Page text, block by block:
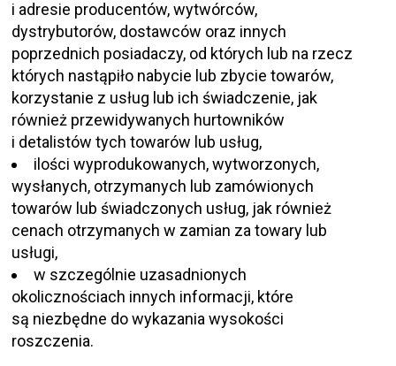
i adresie producentów, wytwórców,
dystrybutorów, dostawców oraz innych
poprzednich posiadaczy, od których lub na rzecz
których nastąpiło nabycie lub zbycie towarów,
korzystanie z usług lub ich świadczenie, jak
również przewidywanych hurtowników
i detalistów tych towarów lub usług,
ilości wyprodukowanych, wytworzonych,
wysłanych, otrzymanych lub zamówionych
towarów lub świadczonych usług, jak również
cenach otrzymanych w zamian za towary lub
usługi,
w szczególnie uzasadnionych
okolicznościach innych informacji, które
są niezbędne do wykazania wysokości
roszczenia.